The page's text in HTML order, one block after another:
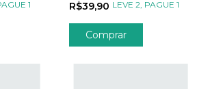
1
R$39,90 LEVE 2, PAGUE 1
Comprar